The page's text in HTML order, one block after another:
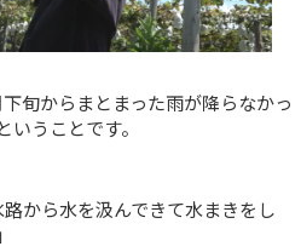
旬からまとまった雨が降らなかっ
うことです。
路から水を汲んできて水まきをし